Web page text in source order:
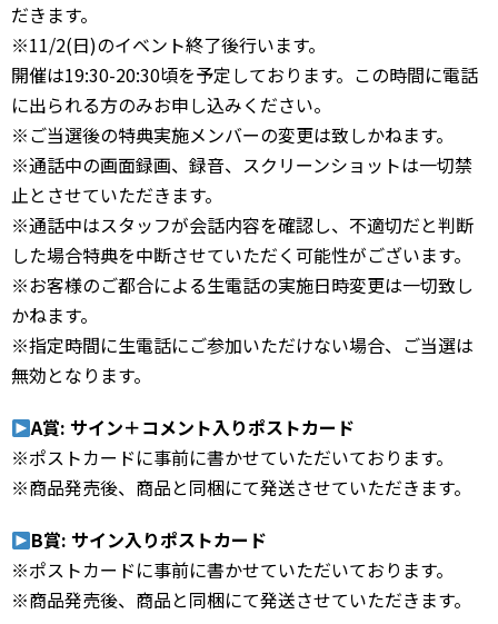
だきます。
※11/2(日)のイベント終了後行います。
開催は19:30-20:30頃を予定しております。この時間に電話
に出られる方のみお申し込みください。
※ご当選後の特典実施メンバーの変更は致しかねます。
※通話中の画面録画、録音、スクリーンショットは一切禁
止とさせていただきます。
※通話中はスタッフが会話内容を確認し、不適切だと判断
した場合特典を中断させていただく可能性がございます。
※お客様のご都合による生電話の実施日時変更は一切致し
かねます。
※指定時間に生電話にご参加いただけない場合、ご当選は
無効となります。
A賞: サイン＋コメント入りポストカード
※ポストカードに事前に書かせていただいております。
※商品発売後、商品と同梱にて発送させていただきます。
B賞: サイン入りポストカード
※ポストカードに事前に書かせていただいております。
※商品発売後、商品と同梱にて発送させていただきます。